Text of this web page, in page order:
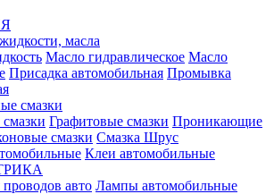
масла
Масло гидравлическое Масло
Присадка автомобильная Промывка
смазки
Графитовые смазки Проникающие
смазки Смазка Шрус
Клеи автомобильные
авто Лампы автомобильные